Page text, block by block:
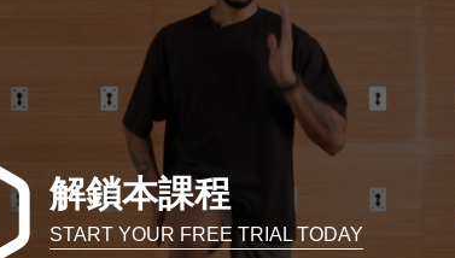
解鎖本課程
START YOUR FREE TRIAL TODAY